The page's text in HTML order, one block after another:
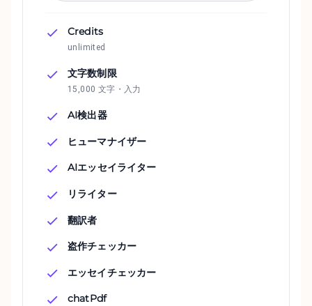
Credits
unlimited
文字数制限
15,000 文字・入力
AI検出器
ヒューマナイザー
AIエッセイライター
リライター
翻訳者
盗作チェッカー
エッセイチェッカー
chatPdf